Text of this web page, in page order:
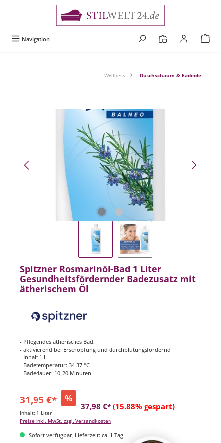
Navigation
Wellness Duschschaum & Badeöle
Bildergalerie überspringen
Spitzner Rosmarinöl-Bad 1 Liter
Gesundheitsfördernder Badezusatz mit
ätherischem Öl
- Pflegendes ätherisches Bad.
- aktivierend bei Erschöpfung und durchblutungsfördernd
- Inhalt 1 l
- Badetemperatur: 34-37 °C
- Badedauer: 10-20 Minuten
31,95 €* %
37,98 €* (15.88% gespart)
Inhalt: 1 Liter
Preise inkl. MwSt. zzgl. Versandkosten
Sofort verfügbar, Lieferzeit: ca. 1 Tag